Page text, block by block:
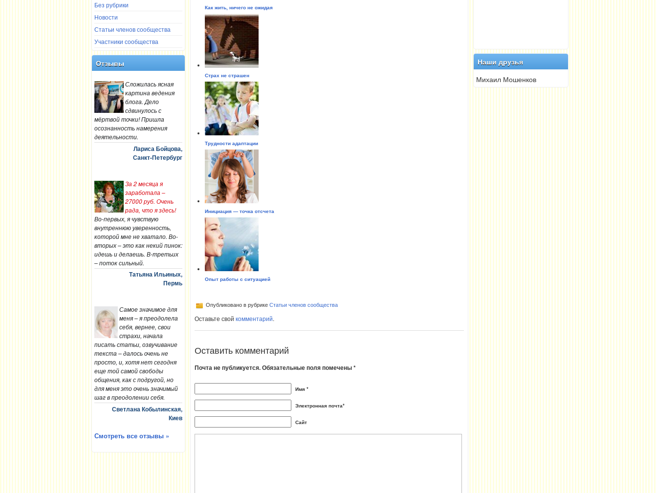
Без рубрики
Новости
Статьи членов сообщества
Участники сообщества
Отзывы
Сложилась ясная
картина ведения
блога. Дело
сдвинулось с
мёртвой точки! Пришла
осознанность намерения
деятельности.
Лариса Бойцова,
Санкт-Петербург
За 2 месяца я
заработала –
27000 руб. Очень
рада, что я здесь!
Во-первых, я чувствую
внутреннюю уверенность,
которой мне не хватало. Во-
вторых – это как некий пинок:
идешь и делаешь. В-третьих
– поток сильный.
Татьяна Ильиных,
Пермь
Самое значимое для
меня – я преодолела
себя, вернее, свои
страхи, начала
писать статьи, озвучивание
текста – далось очень не
просто, и, хотя нет сегодня
еще той самой свободы
общения, как с подругой, но
для меня это очень значимый
шаг в преодолении себя.
Светлана Кобылинская,
Киев
Смотреть все отзывы »
Как жить, ничего не ожидая
Страх не страшен
Трудности адаптации
Инициация — точка отсчета
Опыт работы с ситуацией
Опубликовано в рубрике Статьи членов сообщества
Оставьте свой комментарий.
Оставить комментарий
Почта не публикуется. Обязательные поля помечены *
Имя *
Электронная почта*
Сайт
Наши друзья
Михаил Мошенков